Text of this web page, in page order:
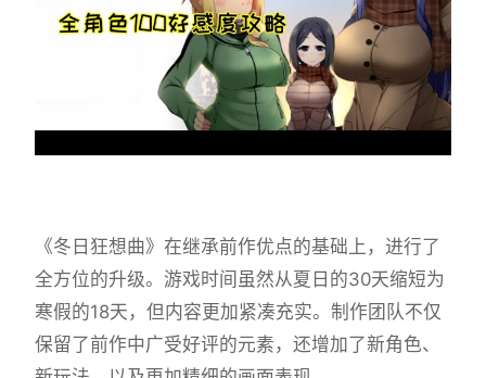
《冬日狂想曲》在继承前作优点的基础上，进行了
全方位的升级。游戏时间虽然从夏日的30天缩短为
寒假的18天，但内容更加紧凑充实。制作团队不仅
保留了前作中广受好评的元素，还增加了​​新角色、